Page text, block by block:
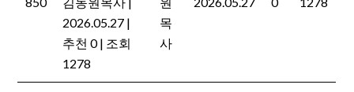
2026.05.27 |
추천 0| 조회
1278
목
사